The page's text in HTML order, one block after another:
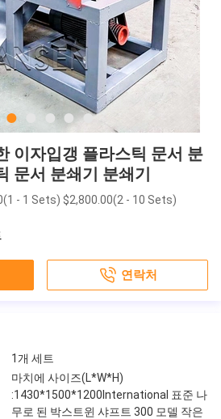
이자입갱 플라스틱 문서 분
문서 분쇄기 분쇄기
- 1 Sets) $2,800.00(2 - 10 Sets)
연락처
1개 세트
마치에 사이즈(L*W*H)
:1430*1500*1200International 표준 나
무로 된 박스트윈 샤프트 300 모델 작은